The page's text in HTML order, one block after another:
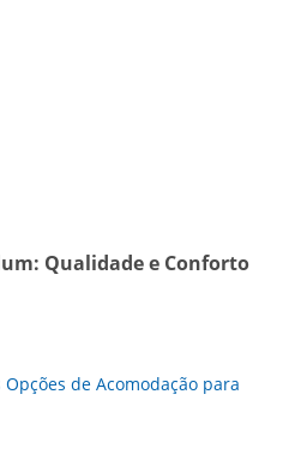
Qualidade e Conforto